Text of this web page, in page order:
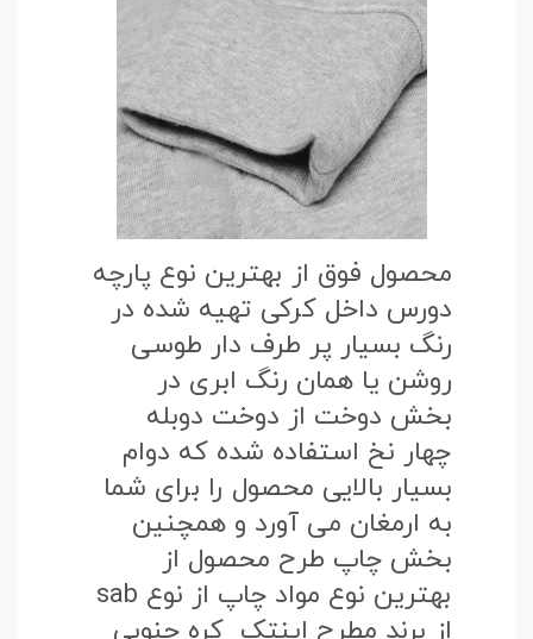
محصول فوق از بهترین نوع پارچه
دورس داخل کرکی تهیه شده در
رنگ بسیار پر طرف دار طوسی
روشن یا همان رنگ ابری در
بخش دوخت از دوخت دوبله
چهار نخ استفاده شده که دوام
بسیار بالایی محصول را برای شما
به ارمغان می آورد و همچنین
بخش چاپ طرح محصول از
بهترین نوع مواد چاپ از نوع sab
از برند مطرح اینتک کره جنوبی